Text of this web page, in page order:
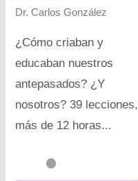
Dr. Carlos González
¿Cómo criaban y
educaban nuestros
antepasados? ¿Y
nosotros? 39 lecciones,
más de 12 horas...